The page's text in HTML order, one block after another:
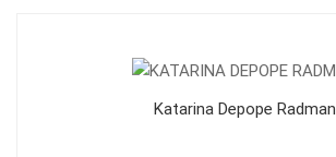
Katarina Depope Radman